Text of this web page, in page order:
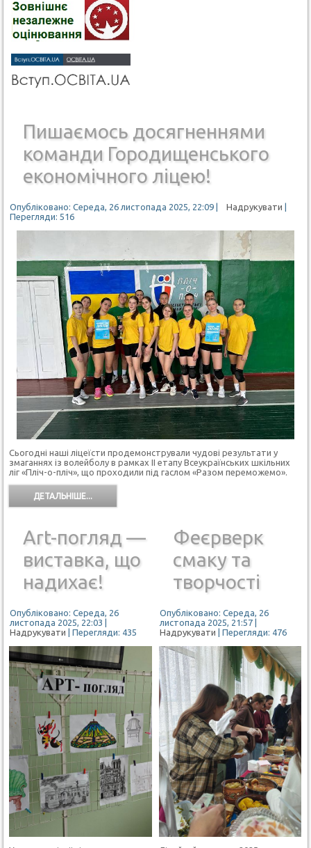
Пишаємось досягненнями
команди Городищенського
економічного ліцею!
Опубліковано: Середа, 26 листопада 2025, 22:09 | Надрукувати |
Перегляди: 516
Сьогодні наші ліцеїсти продемонстрували чудові результати у
змаганнях із волейболу в рамках ІІ етапу Всеукраїнських шкільних
ліг «Пліч-о-пліч», що проходили під гаслом «Разом переможемо».
ДЕТАЛЬНІШЕ...
Art-погляд —
виставка, що
надихає!
Опубліковано: Середа, 26
листопада 2025, 22:03 |
Надрукувати | Перегляди: 435
Феєрверк
смаку та
творчості
Опубліковано: Середа, 26
листопада 2025, 21:57|
Надрукувати | Перегляди: 476